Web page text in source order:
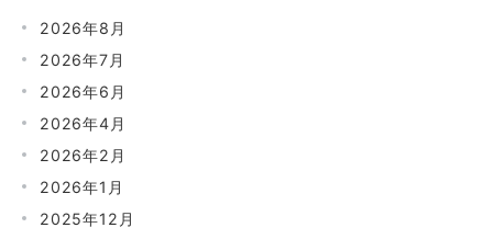
2026年8月
2026年7月
2026年6月
2026年4月
2026年2月
2026年1月
2025年12月